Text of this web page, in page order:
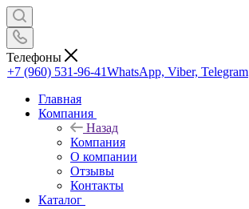
Телефоны
+7 (960) 531-96-41WhatsApp, Viber, Telegram
Главная
Компания
Назад
Компания
О компании
Отзывы
Контакты
Каталог